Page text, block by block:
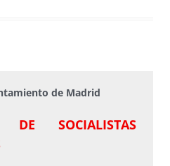
de Madrid
DE SOCIALISTAS